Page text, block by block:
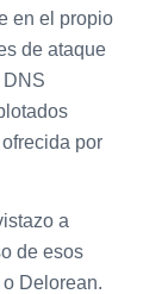
en el propio
de ataque
DNS
por
a
de esos
Delorean.